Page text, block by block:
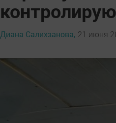
Диана Салихзанова, 21 июня